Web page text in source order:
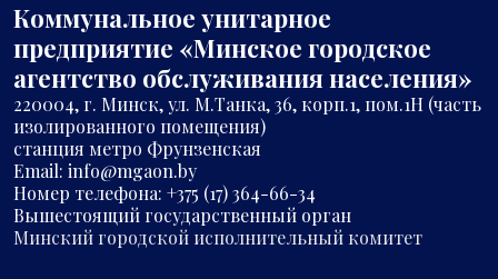
Коммунальное унитарное
предприятие «Минское городское
агентство обслуживания населения»
220004, г. Минск, ул. М.Танка, 36, корп.1, пом.1Н (часть
изолированного помещения)
станция метро Фрунзенская
Email: info@mgaon.by
Номер телефона: +375 (17) 364-66-34
Вышестоящий государственный орган
Минский городской исполнительный комитет